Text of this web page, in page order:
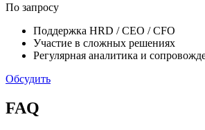
По запросу
Поддержка HRD / CEO / CFO
Участие в сложных решениях
Регулярная аналитика и
Обсудить
FAQ